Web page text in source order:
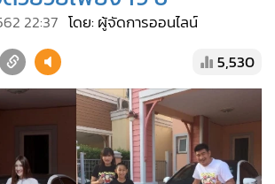
being
& SD
22:37 โดย: ผู้จัดการออนไลน์
5,530